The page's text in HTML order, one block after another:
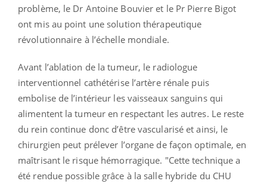
problème, le Dr Antoine Bouvier et le Pr Pierre Bigot
ont mis au point une solution thérapeutique
révolutionnaire à l’échelle mondiale.
Avant l’ablation de la tumeur, le radiologue
interventionnel cathétérise l’artère rénale puis
embolise de l’intérieur les vaisseaux sanguins qui
alimentent la tumeur en respectant les autres. Le reste
du rein continue donc d’être vascularisé et ainsi, le
chirurgien peut prélever l’organe de façon optimale, en
maîtrisant le risque hémorragique. "Cette technique a
été rendue possible grâce à la salle hybride du CHU